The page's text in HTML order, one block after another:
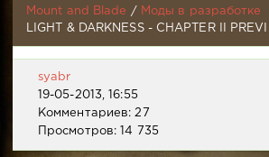
Mount and Blade /
Моды в разработке
LIGHT & DARKNESS - CHAPTER II
syabr
19-05-2013, 16:55
Комментариев: 27
Просмотров: 14 735